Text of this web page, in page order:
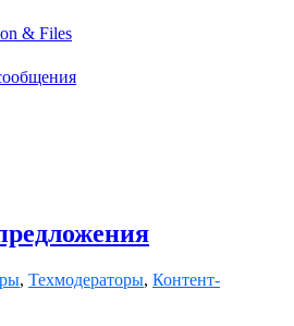
& Files
, Техмодераторы, Контент-